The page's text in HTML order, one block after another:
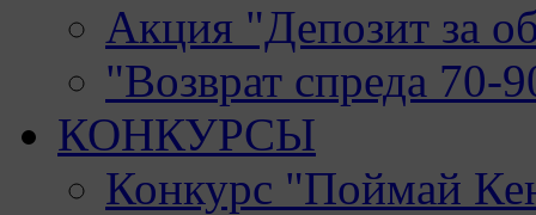
Акция "Депозит за
"Возврат спреда 70-
КОНКУРСЫ
Конкурс "Поймай